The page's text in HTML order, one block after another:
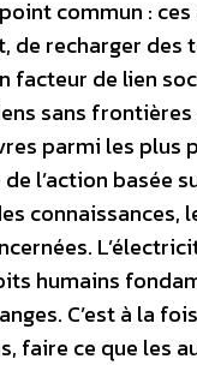
commun :
de recharger des
facteur de lien
sans
parmi les
l’action basée
connaissances,
humains
C’est à la
faire ce que les